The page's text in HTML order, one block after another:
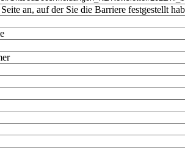
an, auf der Sie die Barriere festgestellt